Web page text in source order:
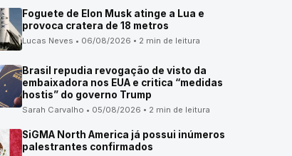
Foguete de Elon Musk atinge a Lua e
provoca cratera de 18 metros
Lucas Neves • 06/08/2026 • 2 min de leitura
Brasil repudia revogação de visto da
embaixadora nos EUA e critica “medidas
hostis” do governo Trump
Sarah Carvalho • 05/08/2026 • 2 min de leitura
SiGMA North America já possui inúmeros
palestrantes confirmados